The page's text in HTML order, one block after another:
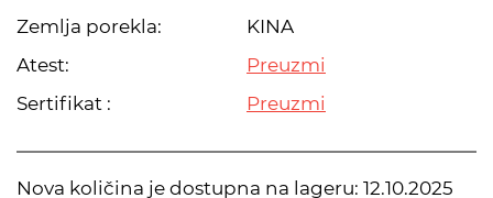
Zemlja porekla:
KINA
Atest:
Preuzmi
Sertifikat :
Preuzmi
Nova količina je dostupna na lageru: 12.10.2025